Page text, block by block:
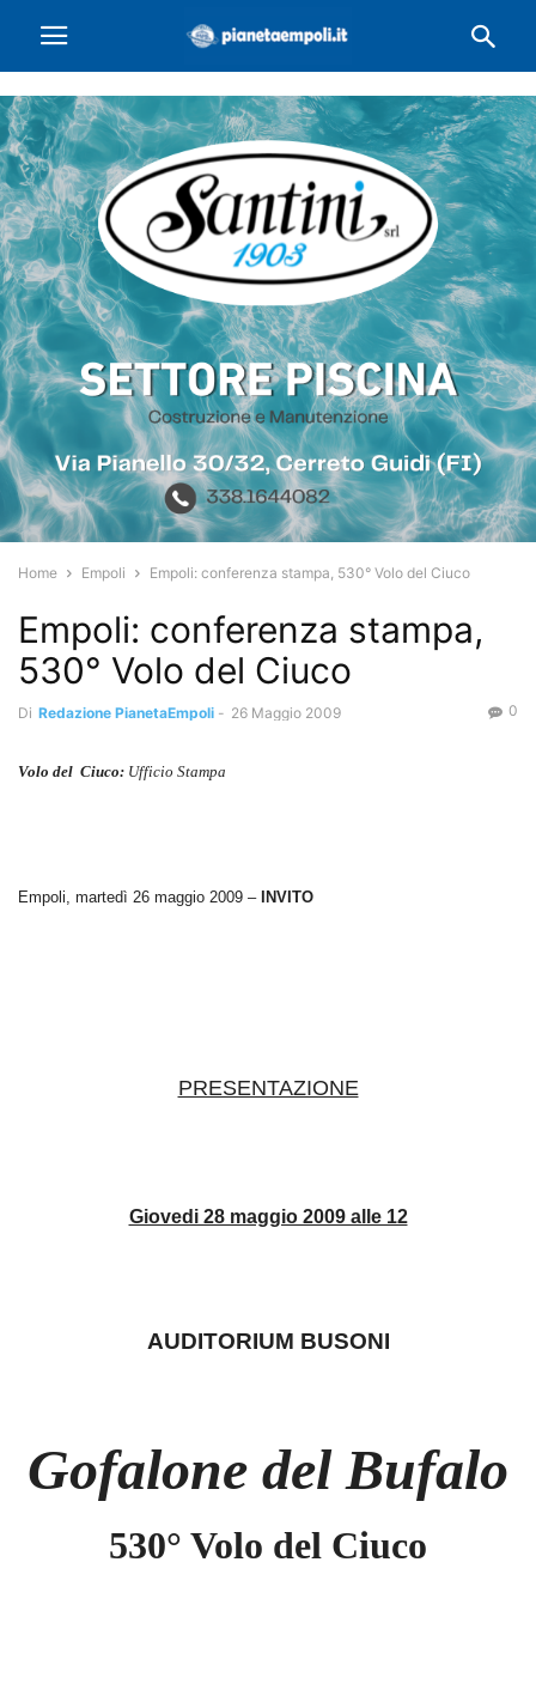
Home Empoli Empoli: conferenza stampa, 530° Volo del Ciuco
Empoli: conferenza stampa,
530° Volo del Ciuco
Di Redazione PianetaEmpoli - 26 Maggio 2009 0
Volo del Ciuco: Ufficio Stampa
Empoli, martedì 26 maggio 2009 – INVITO
PRESENTAZIONE
Giovedi 28 maggio 2009 alle 12
AUDITORIUM BUSONI
Gofalone del Bufalo
530° Volo del Ciuco